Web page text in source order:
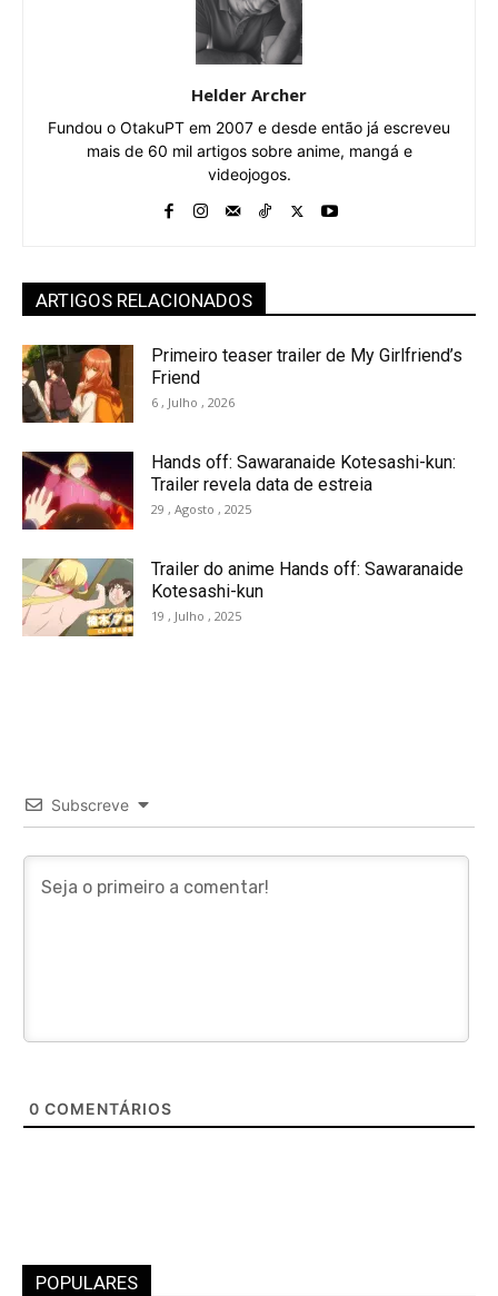
Helder Archer
Fundou o OtakuPT em 2007 e desde então já escreveu
mais de 60 mil artigos sobre anime, mangá e
videojogos.
ARTIGOS RELACIONADOS
Primeiro teaser trailer de My Girlfriend’s
Friend
6 , Julho , 2026
Hands off: Sawaranaide Kotesashi-kun:
Trailer revela data de estreia
29 , Agosto , 2025
Trailer do anime Hands off: Sawaranaide
Kotesashi-kun
19 , Julho , 2025
Subscreve
0 COMENTÁRIOS
POPULARES